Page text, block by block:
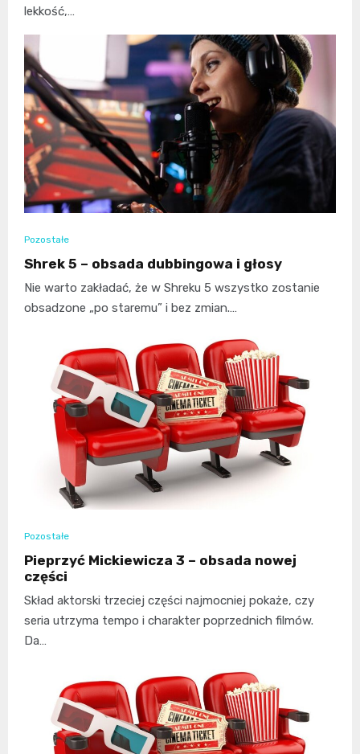
lekkość,…
Pozostałe
Shrek 5 – obsada dubbingowa i głosy
Nie warto zakładać, że w Shreku 5 wszystko zostanie
obsadzone „po staremu” i bez zmian.…
Pozostałe
Pieprzyć Mickiewicza 3 – obsada nowej
części
Skład aktorski trzeciej części najmocniej pokaże, czy
seria utrzyma tempo i charakter poprzednich filmów.
Da…